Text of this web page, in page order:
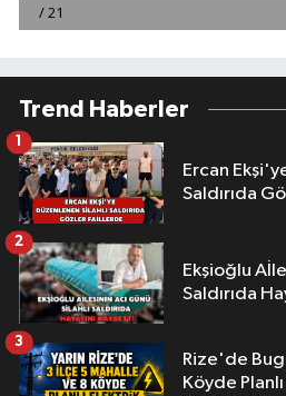
Trend Haberler
Ercan Ekşi'ye Düzenlenen
Saldırıda
1
Ekşioğlu
Saldırıda
2
Rize'de
Köyde
3